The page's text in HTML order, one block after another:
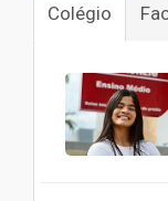
Colégio